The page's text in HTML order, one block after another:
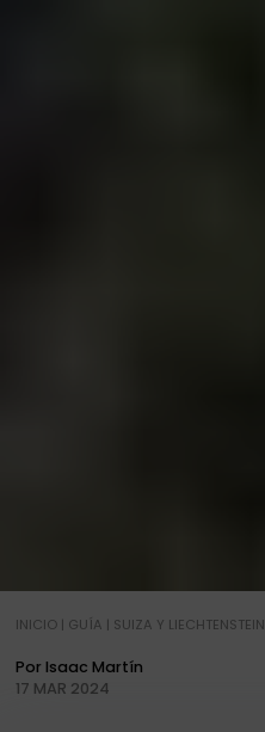
INICIO| GUÍA | SUIZA Y LIECHTENSTEIN
Por Isaac Martín
17 MAR 2024